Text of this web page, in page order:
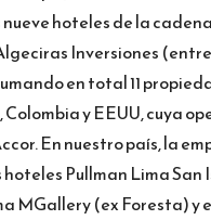
nueve hoteles de la
Inversiones
en total 11
Colombia y EEUU, cuya
En nuestro país, la
hoteles Pullman Lima
MGallery (ex Foresta) y